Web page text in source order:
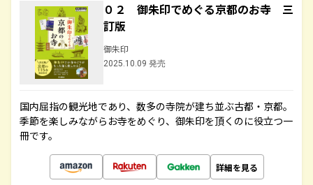
０２ 御朱印でめぐる京都のお寺 三
訂版
御朱印
2025.10.09 発売
国内屈指の観光地であり、数多の寺院が建ち並ぶ古都・京都。
季節を楽しみながらお寺をめぐり、御朱印を頂くのに役立つ一
冊です。
詳細を見る